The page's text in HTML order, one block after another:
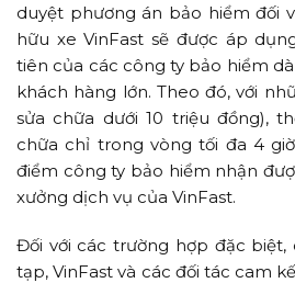
duyệt phương án bảo hiểm đối
hữu xe VinFast sẽ được áp
tiên của các công ty bảo hiểm
khách hàng lớn. Theo đó, với
sửa chữa dưới 10 triệu đồng),
chữa chỉ trong vòng tối đa 4
điểm công ty bảo hiểm nhận
xưởng dịch vụ của VinFast.
Đối với các trường hợp đặc
tạp, VinFast và các đối tác cam